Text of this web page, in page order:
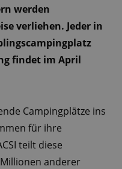
werden
verliehen. Jeder in
findet im April
Campingplätze ins
für ihre
teilt diese
anderer